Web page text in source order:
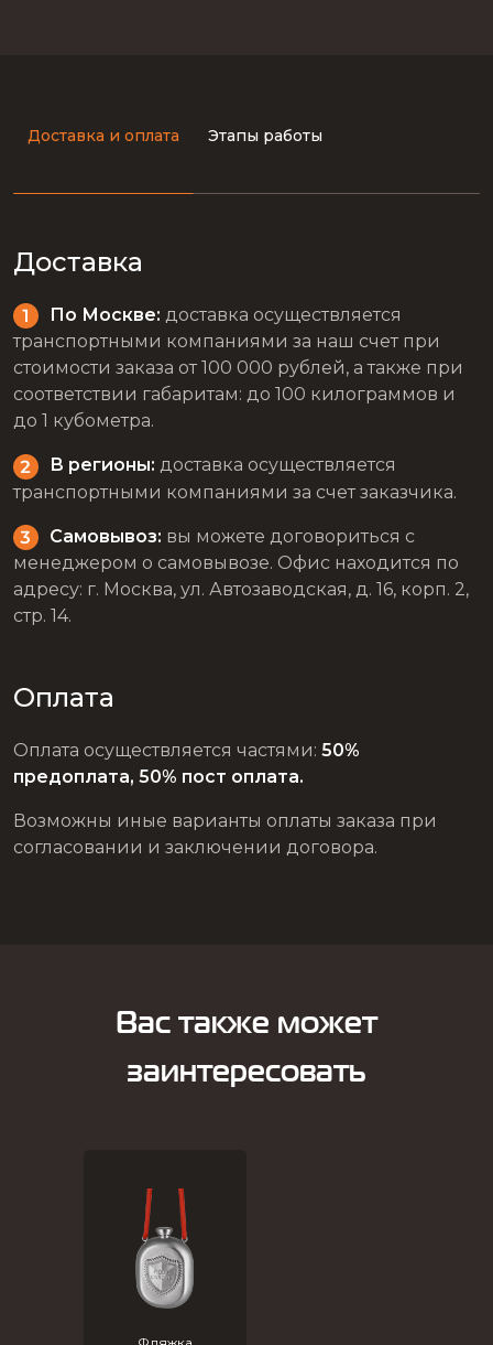
Доставка и оплата Этапы работы
Доставка
По Москве: доставка осуществляется
транспортными компаниями за наш счет при
стоимости заказа от 100 000 рублей, а также при
соответствии габаритам: до 100 килограммов и
до 1 кубометра.
В регионы: доставка осуществляется
транспортными компаниями за счет заказчика.
Самовывоз: вы можете договориться с
менеджером о самовывозе. Офис находится по
адресу: г. Москва, ул. Автозаводская, д. 16, корп. 2,
стр. 14.
Оплата
Оплата осуществляется частями: 50%
предоплата, 50% пост оплата.
Возможны иные варианты оплаты заказа при
согласовании и заключении договора.
Вас также может
заинтересовать